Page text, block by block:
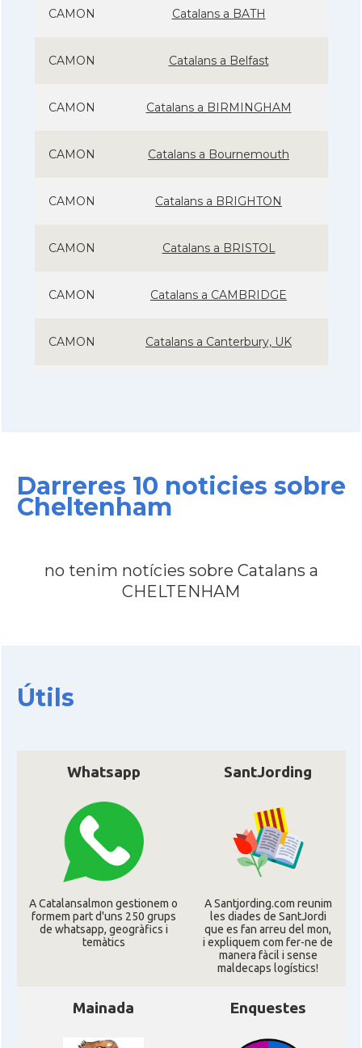
CAMON Catalans a BATH
CAMON Catalans a Belfast
CAMON Catalans a BIRMINGHAM
CAMON Catalans a Bournemouth
CAMON Catalans a BRIGHTON
CAMON Catalans a BRISTOL
CAMON Catalans a CAMBRIDGE
CAMON Catalans a Canterbury, UK
CAMON Catalans a CHELTENHAM
CAMON Catalans a DERRY
CAMON
Catalans a Glasgow -Escòcia -
Scotland
CAMON Catalans a GUERNSEY
CAMON CATALANS A GUILDFORD
CAMON Catalans a HEREFORD
Catalans a Ipswich
CAMON Catalans a KETTERING
Darreres 10 noticies sobre
Cheltenham
no tenim notícies sobre Catalans a
CHELTENHAM
Útils
Whatsapp
A Catalansalmon gestionem o
formem part d'uns 250 grups
de whatsapp, geogràfics i
temàtics
SantJording
A Santjording.com reunim
les diades de SantJordi
que es fan arreu del mon,
i expliquem com fer-ne de
manera fàcil i sense
maldecaps logí­stics!
Mainada Enquestes